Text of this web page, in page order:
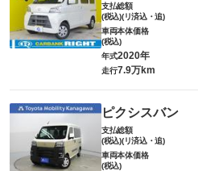
支払総額
(税込)(リ済込・追)
車両本体価格
(税込)
年式2020年
走行7.9万km
ピクシスバン
支払総額
(税込)(リ済込・追)
車両本体価格
(税込)